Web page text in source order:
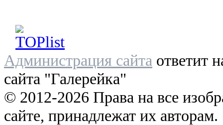
Администрация сайта ответит
сайта "Галерейка"
© 2012-2026 Права на все
сайте, принадлежат их авторам.